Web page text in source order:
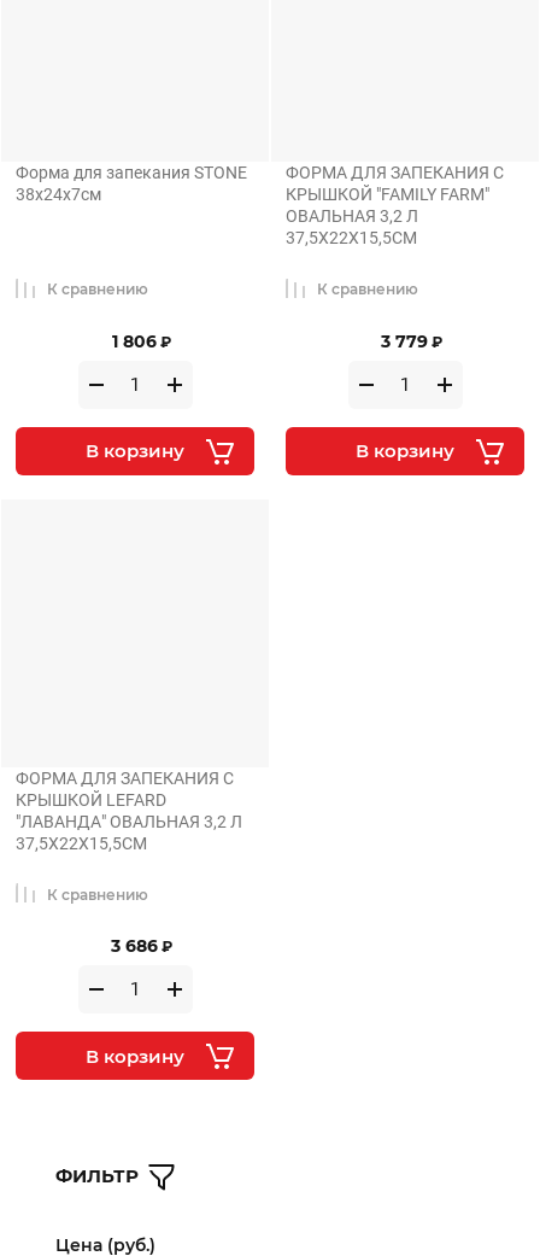
ФИЛЬТР
Цена (руб.)
Форма для запекания STONE
38х24х7см
1 806 ₽
К сравнению
В корзину
ФОРМА ДЛЯ ЗАПЕКАНИЯ С
КРЫШКОЙ "FAMILY FARM"
ОВАЛЬНАЯ 3,2 Л
37,5Х22Х15,5СМ
3 779 ₽
К сравнению
В корзину
ФОРМА ДЛЯ ЗАПЕКАНИЯ С
КРЫШКОЙ LEFARD
"ЛАВАНДА" ОВАЛЬНАЯ 3,2 Л
37,5Х22Х15,5СМ
3 686 ₽
К сравнению
В корзину